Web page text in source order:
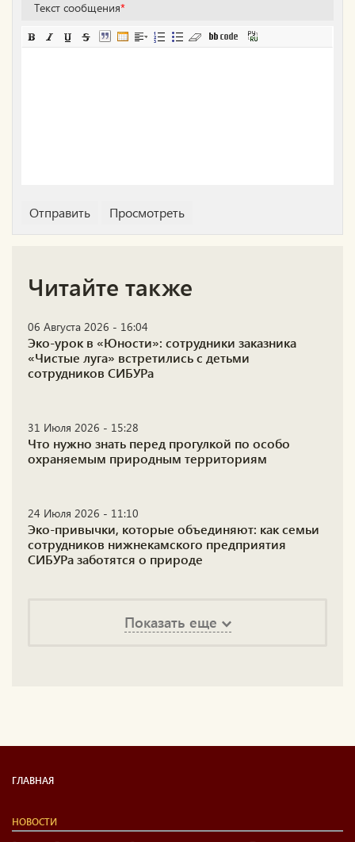
Текст сообщения*
Читайте также
06 Августа 2026 - 16:04
Эко-урок в «Юности»: сотрудники заказника
«Чистые луга» встретились с детьми
сотрудников СИБУРа
31 Июля 2026 - 15:28
Что нужно знать перед прогулкой по особо
охраняемым природным территориям
24 Июля 2026 - 11:10
Эко-привычки, которые объединяют: как семьи
сотрудников нижнекамского предприятия
СИБУРа заботятся о природе
Показать еще
ГЛАВНАЯ
НОВОСТИ